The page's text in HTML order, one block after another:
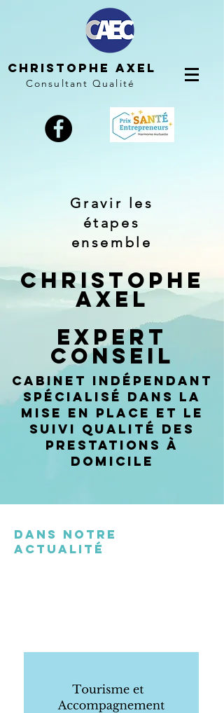
Christophe AXEL
Consultant Qualité
Gravir les
étapes
ensemble
Christophe
Axel
Expert
conseil
cabinet indépendant
spécialisé dans la
mise en place et le
suivi qualité des
prestations à
domicile
Dans notre
actualité